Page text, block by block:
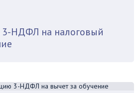
3-НДФЛ на налоговый